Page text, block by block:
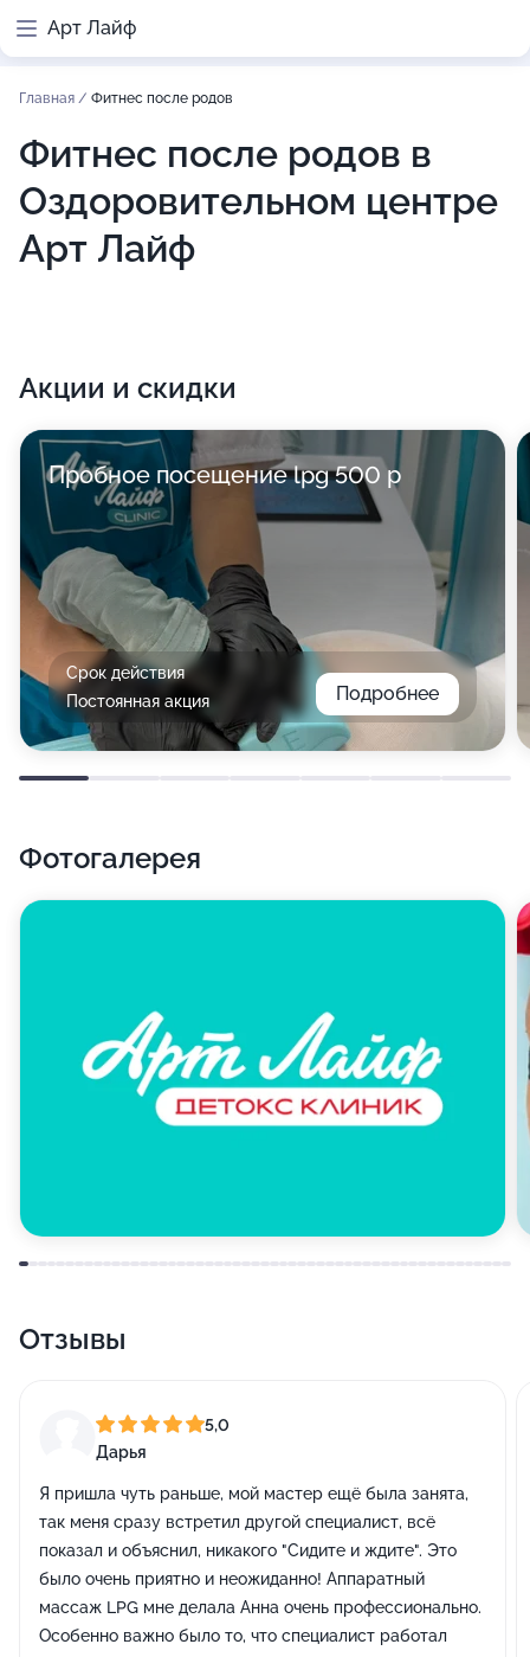
Арт Лайф
Главная / Фитнес после родов
Фитнес после родов в
Оздоровительном центре
Арт Лайф
Акции и скидки
Пробное посещение lpg 500 р
Срок действия
Постоянная акция
Подробнее
Фотогалерея
Отзывы
5,0
Дарья
Я пришла чуть раньше, мой мастер ещё была занята,
так меня сразу встретил другой специалист, всё
показал и объяснил, никакого "Сидите и ждите". Это
было очень приятно и неожиданно! Аппаратный
массаж LPG мне делала Анна очень профессионально.
Особенно важно было то, что специалист работал